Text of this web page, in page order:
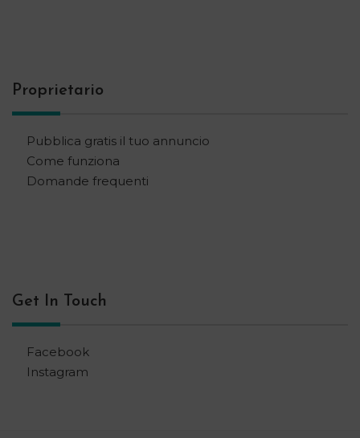
Proprietario
Pubblica gratis il tuo annuncio
Come funziona
Domande frequenti
Get In Touch
Facebook
Instagram